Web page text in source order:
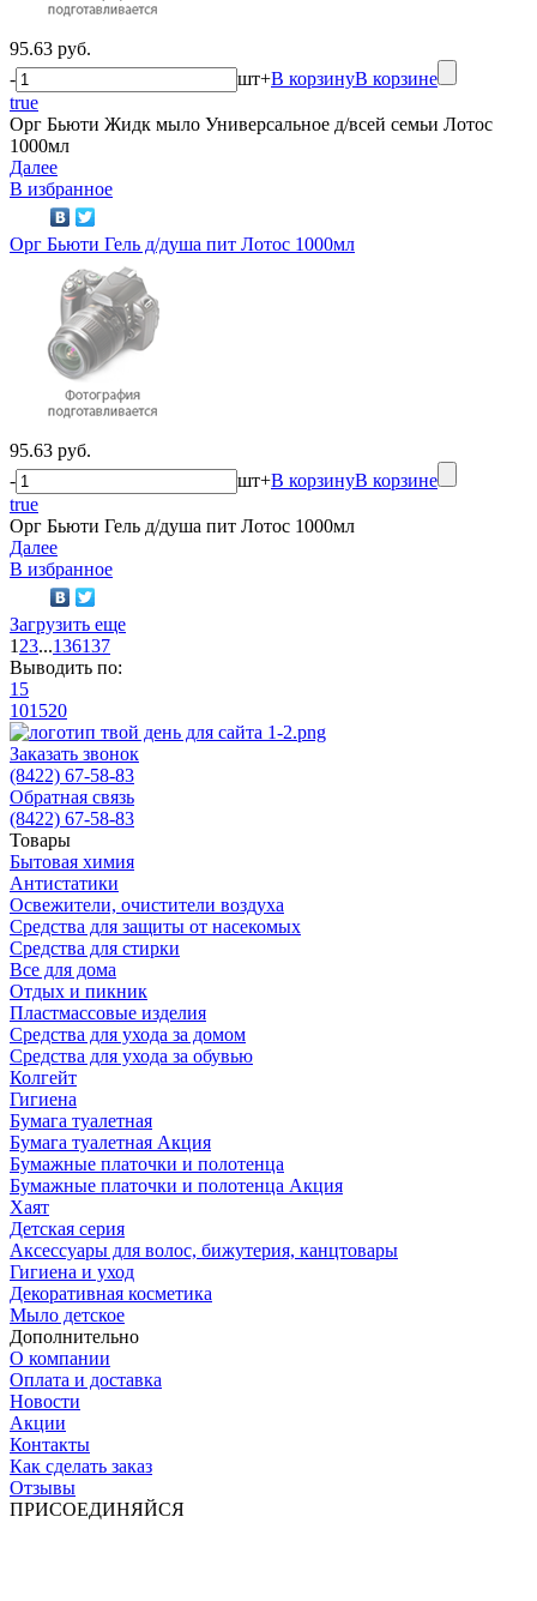
95.63 руб.
-
шт+В корзинуВ корзине
true
Орг Бьюти Жидк мыло Универсальное д/всей семьи Лотос
1000мл
Далее
В избранное
Орг Бьюти Гель д/душа пит Лотос 1000мл
95.63 руб.
-
шт+В корзинуВ корзине
true
Орг Бьюти Гель д/душа пит Лотос 1000мл
Далее
В избранное
Загрузить еще
1 23...136137
Выводить по:
15
101520
Заказать звонок
(8422) 67-58-83
Обратная связь
(8422) 67-58-83
Товары
Бытовая химия
Антистатики
Освежители, очистители воздуха
Средства для защиты от насекомых
Средства для стирки
Все для дома
Отдых и пикник
Пластмассовые изделия
Средства для ухода за домом
Средства для ухода за обувью
Колгейт
Гигиена
Бумага туалетная
Бумага туалетная Акция
Бумажные платочки и полотенца
Бумажные платочки и полотенца Акция
Хаят
Детская серия
Аксессуары для волос, бижутерия, канцтовары
Гигиена и уход
Декоративная косметика
Мыло детское
Дополнительно
О компании
Оплата и доставка
Новости
Акции
Контакты
Как сделать заказ
Отзывы
ПРИСОЕДИНЯЙСЯ